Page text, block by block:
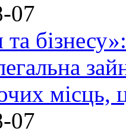
07
та
місць,
07